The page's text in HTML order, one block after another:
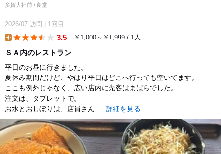
多賀大社前 / 食堂
2026/07 訪問 1回目
3.5 ￥1,000～￥1,999 / 1人
ＳＡ内のレストラン
平日のお昼に行きました。
夏休み期間だけど、やはり平日はどこへ行っても空いてます。
ここも例外じゃなく、広い店内に先客はまばらでした。
注文は、タブレットで。
お水とおしぼりは、店員さん...
詳細を見る